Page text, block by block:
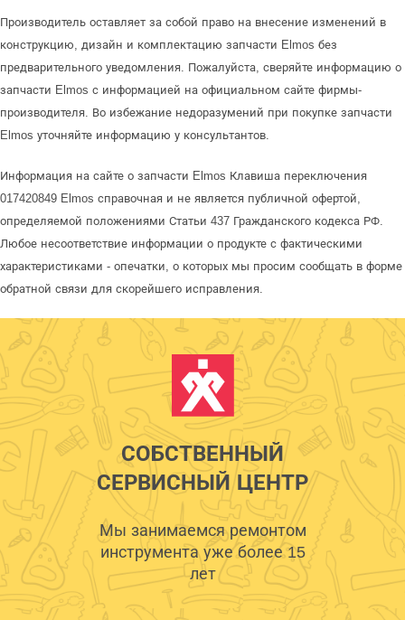
Производитель оставляет за собой право на внесение изменений в
конструкцию, дизайн и комплектацию запчасти Elmos без
предварительного уведомления. Пожалуйста, сверяйте информацию о
запчасти Elmos с информацией на официальном сайте фирмы-
производителя. Во избежание недоразумений при покупке запчасти
Elmos уточняйте информацию у консультантов.
Информация на сайте о запчасти Elmos Клавиша переключения
017420849 Elmos справочная и не является публичной офертой,
определяемой положениями Статьи 437 Гражданского кодекса РФ.
Любое несоответствие информации о продукте с фактическими
характеристиками - опечатки, о которых мы просим сообщать в форме
обратной связи для скорейшего исправления.
СОБСТВЕННЫЙ
СЕРВИСНЫЙ ЦЕНТР
Мы занимаемся ремонтом
инструмента уже более 15
лет